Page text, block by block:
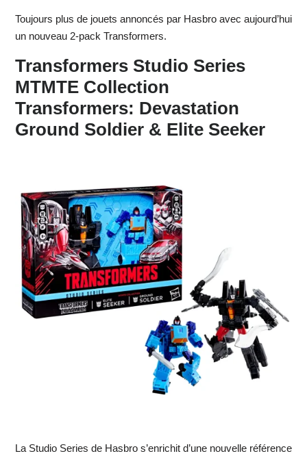
Toujours plus de jouets annoncés par Hasbro avec aujourd’hui
un nouveau 2-pack Transformers.
Transformers Studio Series
MTMTE Collection
Transformers: Devastation
Ground Soldier & Elite Seeker
La Studio Series de Hasbro s’enrichit d’une nouvelle référence